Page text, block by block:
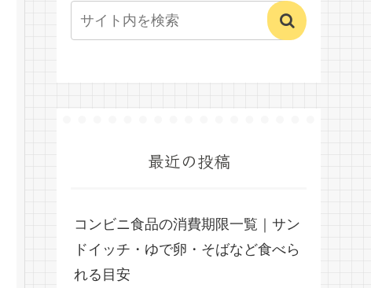
最近の投稿
コンビニ食品の消費期限一覧｜サン
ドイッチ・ゆで卵・そばなど食べら
れる目安